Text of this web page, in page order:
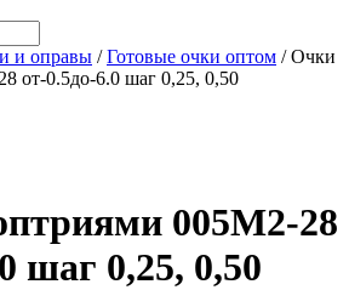
и оправы /Готовые очки оптом / Очки
от-0.5до-6.0 шаг 0,25, 0,50
005M2-28
шаг 0,25, 0,50